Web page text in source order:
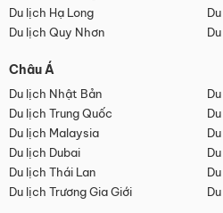
Du lịch Hạ Long
Du lịch Quy Nhơn
Châu Á
Du lịch Nhật Bản
Du lịch Trung Quốc
Du lịch Malaysia
Du lịch Dubai
Du lịch Thái Lan
Du lịch Trương Gia Giới